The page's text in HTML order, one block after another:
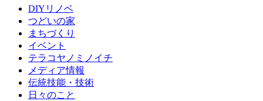
DIYリノベ
つどいの家
まちづくり
イベント
テラコヤノミノイチ
メディア情報
伝統技能・技術
日々のこと